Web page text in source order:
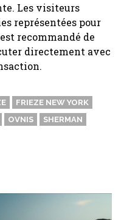
Les visiteurs
représentées pour
recommandé de
directement avec
FRIEZE NEW YORK
OVNIS SHERMAN